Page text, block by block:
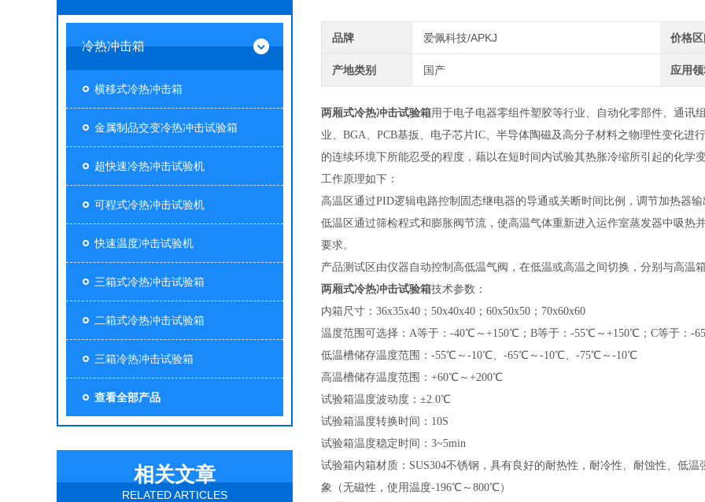
冷热冲击箱
横移式冷热冲击箱
金属制品交变冷热冲击试验箱
超快速冷热冲击试验机
可程式冷热冲击试验机
快速温度冲击试验机
三箱式冷热冲击试验箱
二箱式冷热冲击试验箱
三箱冷热冲击试验箱
查看全部产品
相关文章
RELATED ARTICLES
品牌 爱佩科技/APKJ 价格
产地类别 国产 应用
两厢式冷热冲击试验箱用于电子电器零组件塑胶等行业、自动化零部件、通讯
业、BGA、PCB基扳、电子芯片IC、半导体陶磁及高分子材料之物理性变化
的连续环境下所能忍受的程度，藉以在短时间内试验其热胀冷缩所引起的化学
工作原理如下：
高温区‌通过PID逻辑电路控制固态继电器的导通或关断时间比例，调节加热器
低温区‌通过筛检程式和膨胀阀节流，使高温气体重新进入运作室蒸发器中吸热
要求。
产品测试区‌由仪器自动控制高低温气阀，在低温或高温之间切换，分别与高温
两厢式冷热冲击试验箱技术参数：
内箱尺寸：36х35х40；50х40х40；60х50х50；70х60х60
温度范围可选择：A等于：-40℃～+150℃；B等于：-55℃～+150℃；C等于：-
低温槽储存温度范围：-55℃～-10℃、-65℃～-10℃、-75℃～-10℃
高温槽储存温度范围：+60℃～+200℃
试验箱温度波动度：±2.0℃
试验箱温度转换时间：10S
试验箱温度稳定时间：3~5min
试验箱内箱材质：SUS304不锈钢，具有良好的耐热性，耐冷性、耐蚀性、低
象（无磁性，使用温度-196℃～800℃）